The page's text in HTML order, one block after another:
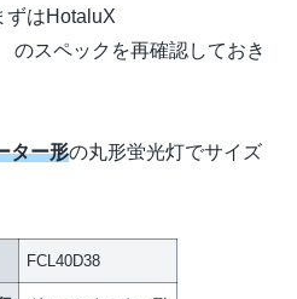
ずはHotaluX
のスペックを再確認しておき
ター形の丸形蛍光灯でサイズ
FCL40D38